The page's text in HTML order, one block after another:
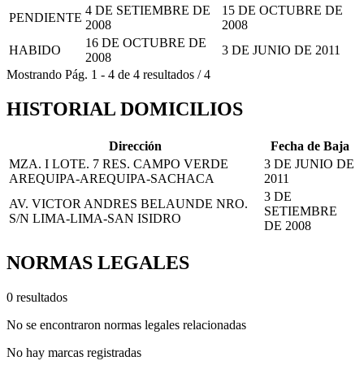
PENDIENTE
4 DE SETIEMBRE DE
2008
15 DE OCTUBRE DE
2008
HABIDO
16 DE OCTUBRE DE
2008
3 DE JUNIO DE 2011
Mostrando Pág. 1 - 4 de 4 resultados /4
HISTORIAL DOMICILIOS
Dirección
Fecha de Baja
MZA. I LOTE. 7 RES. CAMPO VERDE
AREQUIPA-AREQUIPA-SACHACA
3 DE JUNIO DE
2011
AV. VICTOR ANDRES BELAUNDE NRO.
S/N LIMA-LIMA-SAN ISIDRO
3 DE
SETIEMBRE
DE 2008
NORMAS LEGALES
0 resultados
No se encontraron normas legales relacionadas
No hay marcas registradas